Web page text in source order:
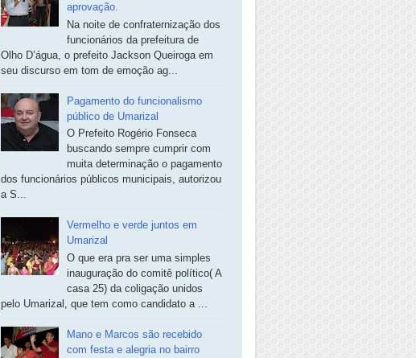
aprovação.
Na noite de confraternização dos
funcionários da prefeitura de
Olho D’água, o prefeito Jackson Queiroga em
seu discurso em tom de emoção ag...
Pagamento do funcionalismo
público de Umarizal
O Prefeito Rogério Fonseca
buscando sempre cumprir com
muita determinação o pagamento
dos funcionários públicos municipais, autorizou
a S...
Vermelho e verde juntos em
Umarizal
O que era pra ser uma simples
inauguração do comitê político( A
casa 25) da coligação unidos
pelo Umarizal, que tem como candidato a ...
Mano e Marcos são recebido
com festa e alegria no bairro